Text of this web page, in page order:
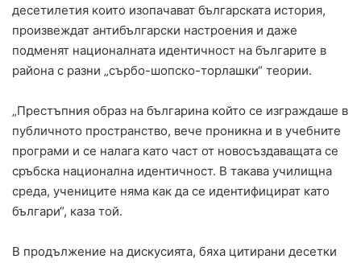
десетилетия които изопачават българската история,
произвеждат антибългарски настроения и даже
подменят националната идентичност на българите в
района с разни „сърбо-шопско-торлашки“ теории.
„Престъпния образ на българина който се изграждаше в
публичното пространство, вече проникна и в учебните
програми и се налага като част от новосъздаващата се
сръбска национална идентичност. В такава училищна
среда, учениците няма как да се идентифицират като
българи“, каза той.
В продължение на дискусията, бяха цитирани десетки